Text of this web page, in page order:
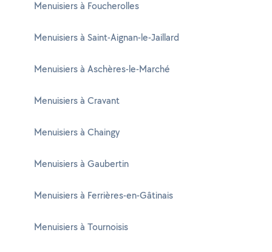
Menuisiers à Foucherolles
Menuisiers à Saint-Aignan-le-Jaillard
Menuisiers à Aschères-le-Marché
Menuisiers à Cravant
Menuisiers à Chaingy
Menuisiers à Gaubertin
Menuisiers à Ferrières-en-Gâtinais
Menuisiers à Tournoisis